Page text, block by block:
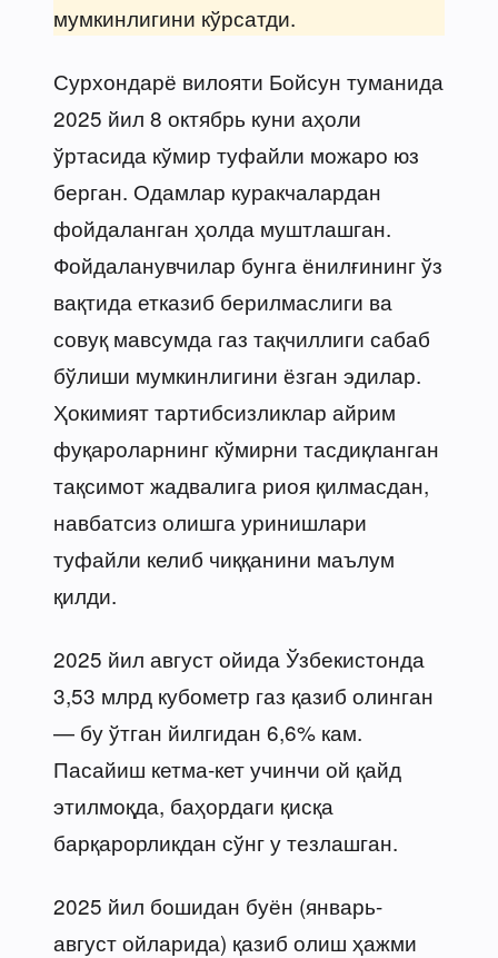
мумкинлигини кўрсатди.
Сурхондарё вилояти Бойсун туманида
2025 йил 8 октябрь куни аҳоли
ўртасида кўмир туфайли можаро юз
берган. Одамлар куракчалардан
фойдаланган ҳолда муштлашган.
Фойдаланувчилар бунга ёнилғининг ўз
вақтида етказиб берилмаслиги ва
совуқ мавсумда газ тақчиллиги сабаб
бўлиши мумкинлигини ёзган эдилар.
Ҳокимият тартибсизликлар айрим
фуқароларнинг кўмирни тасдиқланган
тақсимот жадвалига риоя қилмасдан,
навбатсиз олишга уринишлари
туфайли келиб чиққанини маълум
қилди.
2025 йил август ойида Ўзбекистонда
3,53 млрд кубометр газ қазиб олинган
— бу ўтган йилгидан 6,6% кам.
Пасайиш кетма-кет учинчи ой қайд
этилмоқда, баҳордаги қисқа
барқарорликдан сўнг у тезлашган.
2025 йил бошидан буён (январь-
август ойларида) қазиб олиш ҳажми